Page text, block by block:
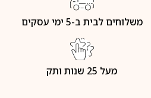
משלוחים לבית ב-5 ימי עסקים
מעל 25 שנות ותק